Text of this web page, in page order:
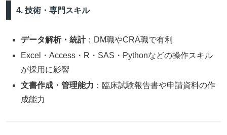
4. 技術・専門スキル
データ解析・統計：DM職やCRA職で有利
Excel・Access・R・SAS・Pythonなどの操作スキル
が採用に影響
文書作成・管理能力 ：臨床試験報告書や申請資料の作
成能力